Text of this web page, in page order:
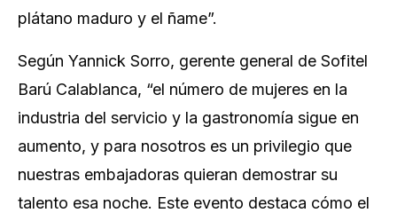
plátano maduro y el ñame”.
Según Yannick Sorro, gerente general de Sofitel
Barú Calablanca, “el número de mujeres en la
industria del servicio y la gastronomía sigue en
aumento, y para nosotros es un privilegio que
nuestras embajadoras quieran demostrar su
talento esa noche. Este evento destaca cómo el